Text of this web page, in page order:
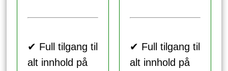
✔ Full tilgang til
alt innhold på
✔ Full tilgang til
alt innhold på